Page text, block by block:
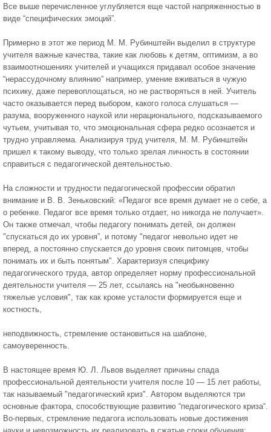
Все выше перечисленное углубляется еще частой напряженностью в
виде “специфических эмоций”.
Примерно в этот же период М. М. Рубинштейн выделил в структуре
учителя важные качества, такие как любовь к детям, оптимизм, а во
взаимоотношениях учителей и учащихся придавал особое значение
“нерассудочному влиянию” например, умение вживаться в чужую
психику, даже перевоплощаться, но не растворяться в ней. Учитель
часто оказывается перед выбором, какого голоса слушаться —
разума, вооруженного наукой или нерационального, подсказываемого
чутьем, учитывая то, что эмоциональная сфера редко осознается и
трудно управляема. Анализируя труд учителя, М. М. Рубинштейн
пришел к такому выводу, что только зрелая личность в состоянии
справиться с педагогической деятельностью.
На сложности и трудности педагогической профессии обратил
внимание и В. В. Зеньковский: «Педагог все время думает не о себе, а
о ребенке. Педагог все время только отдает, но никогда не получает».
Он также отмечал, чтобы педагогу понимать детей, он должен
"спускаться до их уровня”, и потому "педагог невольно идет не
вперед, а постоянно спускается до уровня своих питомцев, чтобы
понимать их и быть понятым". Характеризуя специфику
педагогического труда, автор определяет норму профессиональной
деятельности учителя — 25 лет, ссылаясь на "необыкновенно
тяжелые условия", так как кроме усталости формируется еще и
костность,
неподвижность, стремление остановиться на шаблоне,
самоуверенность.
В настоящее время Ю. Л. Львов выделяет причины спада
профессиональной деятельности учителя после 10 — 15 лет работы,
так называемый "педагогический криз". Автором выделяются три
основные фактора, способствующие развитию “педагогического криза“.
Во-первых, стремление педагога использовать новые достижения